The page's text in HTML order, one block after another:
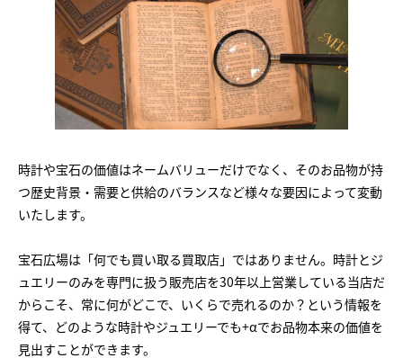
時計や宝石の価値はネームバリューだけでなく、そのお品物が持
つ歴史背景・需要と供給のバランスなど様々な要因によって変動
いたします。
宝石広場は「何でも買い取る買取店」ではありません。時計とジ
ュエリーのみを専門に扱う販売店を30年以上営業している当店だ
からこそ、常に何がどこで、いくらで売れるのか？という情報を
得て、どのような時計やジュエリーでも+αでお品物本来の価値を
見出すことができます。